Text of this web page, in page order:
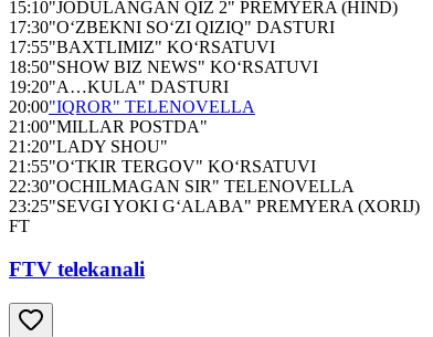
15:10"JODULANGAN QIZ 2" PREMYERA (HIND)
17:30"O‘ZBEKNI SO‘ZI QIZIQ" DASTURI
17:55"BAXTLIMIZ" KO‘RSATUVI
18:50"SHOW BIZ NEWS" KO‘RSATUVI
19:20"A…KULA" DASTURI
20:00"IQROR" TELENOVELLA
21:00"MILLAR POSTDA"
21:20"LADY SHOU"
21:55"O‘TKIR TERGOV" KO‘RSATUVI
22:30"OCHILMAGAN SIR" TELENOVELLA
23:25"SEVGI YOKI G‘ALABA" PREMYERA (XORIJ)
FT
FTV telekanali